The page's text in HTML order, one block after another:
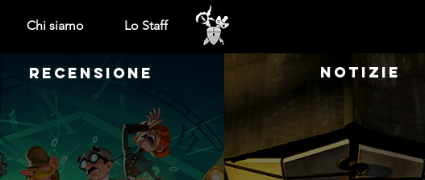
Chi siamo Lo Staff
RECENSIONE NOTIZIE